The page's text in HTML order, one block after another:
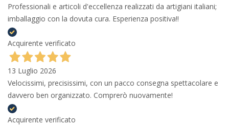
Professionali e articoli d'eccellenza realizzati da artigiani italiani;
imballaggio con la dovuta cura. Esperienza positiva!!
Acquirente verificato
13 Luglio 2026
Velocissimi, precisissimi, con un pacco consegna spettacolare e
davvero ben organizzato. Comprerò nuovamente!
Acquirente verificato